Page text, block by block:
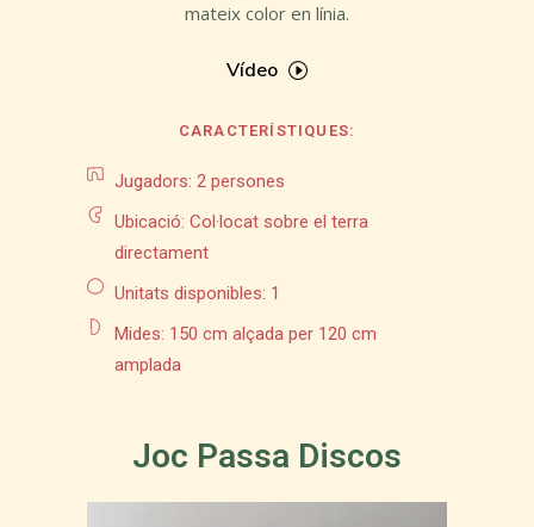
mateix color en línia.
Vídeo
CARACTERÍSTIQUES:
Jugadors: 2 persones
Ubicació: Col·locat sobre el terra
directament
Unitats disponibles: 1
Mides: 150 cm alçada per 120 cm
amplada
Joc Passa Discos